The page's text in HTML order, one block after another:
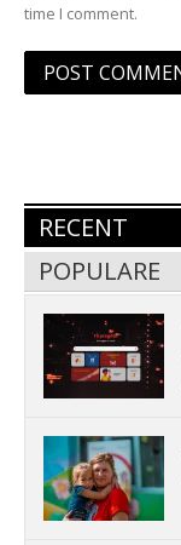
time I comment.
RECENT
POPULARE